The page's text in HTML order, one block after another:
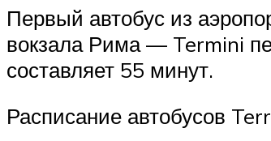
Первый автобус из
вокзала Рима — Termini
составляет 55 минут.
Расписание автобусов